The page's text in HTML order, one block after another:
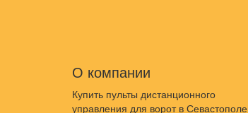
О компании
Купить пульты дистанционного
управления для ворот в Севастополе